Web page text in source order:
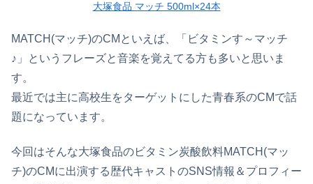
大塚食品 マッチ 500ml×24本
MATCH(マッチ)のCMといえば、「ビタミンす～マッチ
♪」というフレーズと音楽を覚えてる方も多いと思いま
す。
最近では主に高校生をターゲットにした青春系のCMで話
題になっています。
今回はそんな大塚食品のビタミン炭酸飲料MATCH(マッ
チ)のCMに出演する歴代キャストのSNS情報＆プロフィー